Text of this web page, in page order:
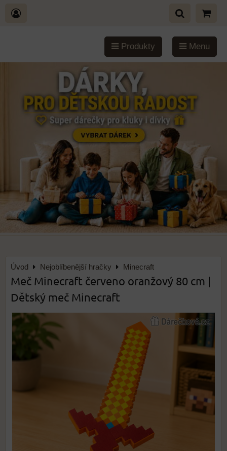
Produkty Menu
Úvod Nejoblíbenější hračky Minecraft
Meč Minecraft červeno oranžový 80 cm |
Dětský meč Minecraft